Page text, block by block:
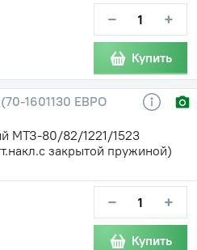
− +
Купить
1601130 ЕВРО
МТЗ-80/82/1221/1523
закрытой пружиной)
− +
Купить